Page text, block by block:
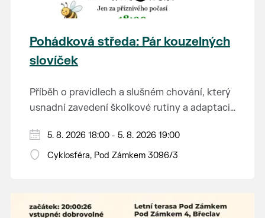
Pohádková středa: Pár kouzelných
slovíček
Příběh o pravidlech a slušném chování, který
usnadní zavedení školkové rutiny a adaptaci
Hraje se jen za příznivého počasí.
Vstupné dobrovolné.
5. 8. 2026 18:00 - 5. 8. 2026 19:00
Cyklosféra, Pod Zámkem 3096/3